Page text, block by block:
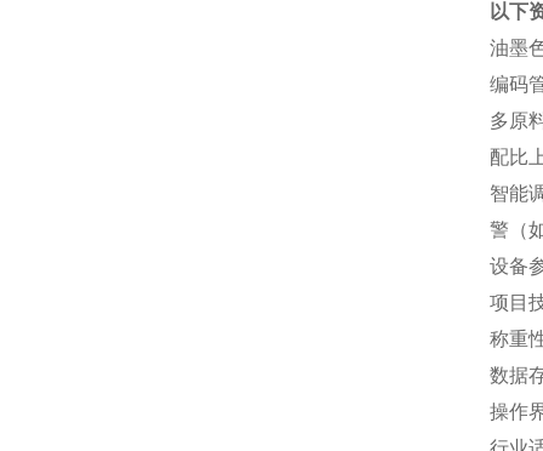
以下
油墨
编码
多原
配比
智能
警（
设备
项目
称重
数据
操作